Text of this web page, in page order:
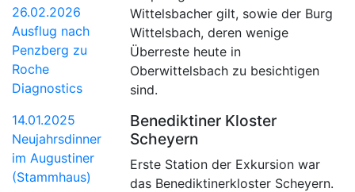
26.02.2026
Ausflug nach
Penzberg zu
Roche
Diagnostics
14.01.2025
Neujahrsdinner
im Augustiner
(Stammhaus)
Wittelsbacher gilt, sowie der Burg
Wittelsbach, deren wenige
Überreste heute in
Oberwittelsbach zu besichtigen
sind.
Benediktiner Kloster
Scheyern
Erste Station der Exkursion war
das Benediktinerkloster Scheyern.